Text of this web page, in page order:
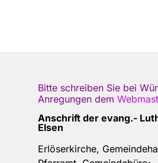
Bitte schreiben Sie bei
Anregungen dem
Anschrift der evang.-
Elsen
Erlöserkirche,